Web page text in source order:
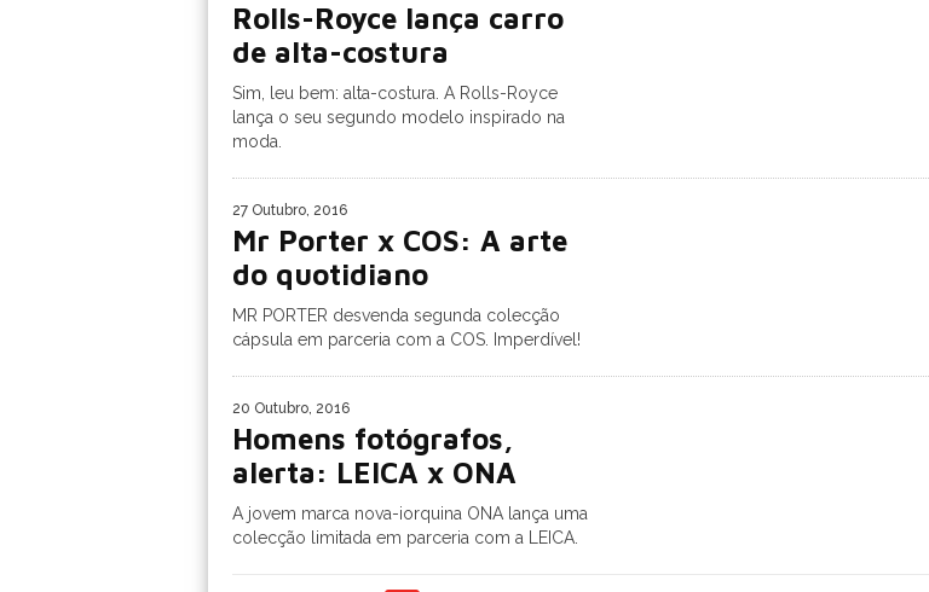
Rolls-Royce lança carro
de alta-costura
Sim, leu bem: alta-costura. A Rolls-Royce
lança o seu segundo modelo inspirado na
moda.
27 Outubro, 2016
Mr Porter x COS: A arte
do quotidiano
MR PORTER desvenda segunda colecção
cápsula em parceria com a COS. Imperdível!
20 Outubro, 2016
Homens fotógrafos,
alerta: LEICA x ONA
A jovem marca nova-iorquina ONA lança uma
colecção limitada em parceria com a LEICA.